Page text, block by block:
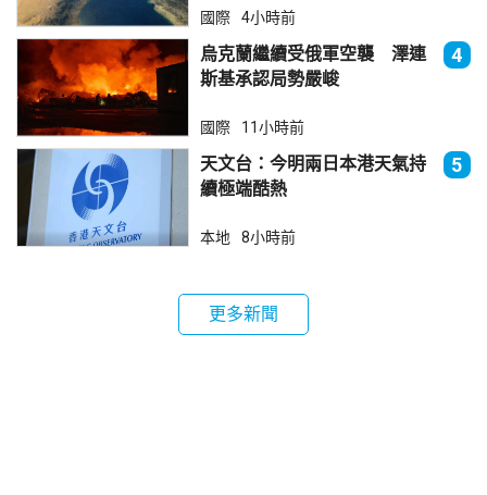
國際 4小時前
烏克蘭繼續受俄軍空襲 澤連
斯基承認局勢嚴峻
4
國際 11小時前
天文台：今明兩日本港天氣持
續極端酷熱
5
本地 8小時前
更多新聞